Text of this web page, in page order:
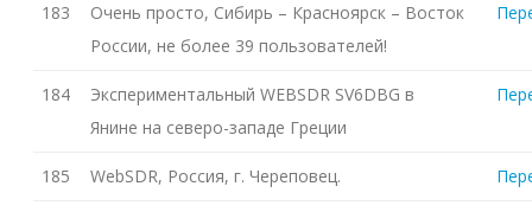
183
Очень просто, Сибирь – Красноярск – Восток
России, не более 39 пользователей!
184
Экспериментальный WEBSDR SV6DBG в
Янине на северо-западе Греции
185 WebSDR, Россия, г. Череповец.